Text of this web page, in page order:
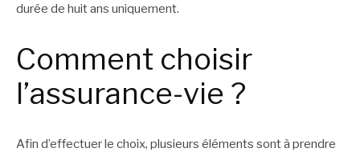
durée de huit ans uniquement.
Comment choisir
l’assurance-vie ?
Afin d’effectuer le choix, plusieurs éléments sont à prendre